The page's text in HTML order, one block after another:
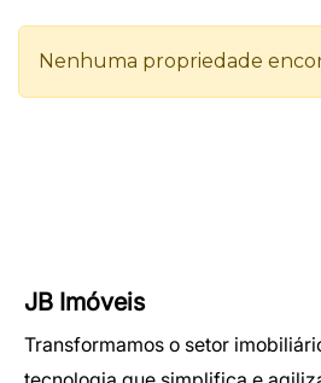
JB Imóveis
Transformamos o setor